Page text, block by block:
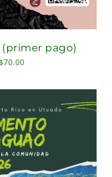
pago)
Original
$70.00
is: